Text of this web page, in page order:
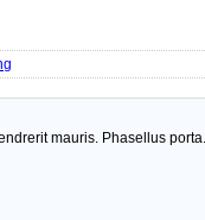
mauris. Phasellus